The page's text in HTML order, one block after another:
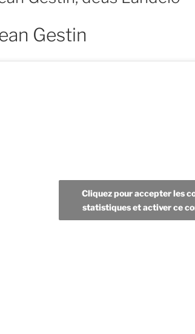
Gestin
Cliquez pour accepter les
statistiques et activer ce